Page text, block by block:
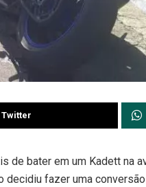
Twitter
de bater em um Kadett na
decidiu fazer uma